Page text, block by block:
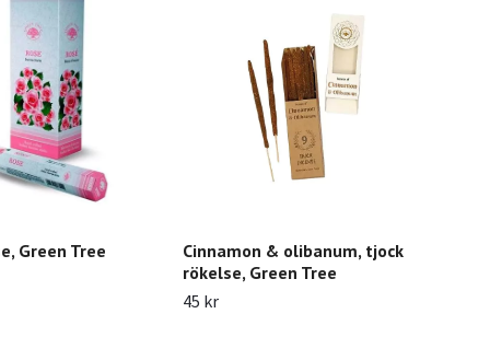
Green Tree
Cinnamon & olibanum, tjock
rökelse, Green Tree
45 kr